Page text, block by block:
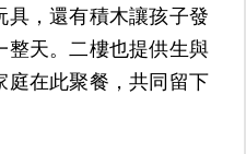
具，還有積木讓孩子發
天。 二樓也提供生與
庭在此聚餐，共同留下